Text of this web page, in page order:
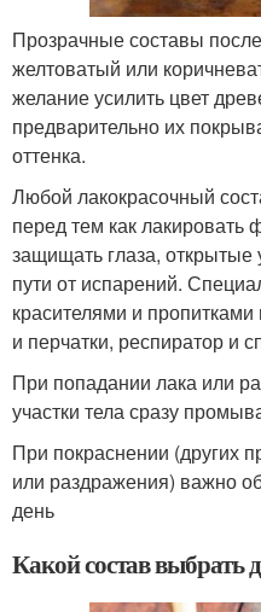
Прозрачные составы
желтоватый или
желание усилить цвет
предварительно их
оттенка.
Любой лакокрасочный
перед тем как
защищать глаза, открытые
пути от испарений.
красителями и
и перчатки, респиратор и
При попадании лака или
участки тела сразу
При покраснении (других
или раздражения) важно
день
Какой состав выбрать